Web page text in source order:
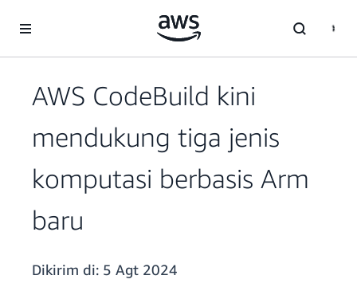
AWS CodeBuild kini
mendukung tiga jenis
komputasi berbasis Arm
baru
Dikirim di: 5 Agt 2024